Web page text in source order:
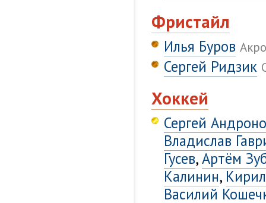
Фристайл
Илья Буров
Сергей Ридзик
Хоккей
Сергей
Владислав
Гусев,Артём
Калинин,
Василий